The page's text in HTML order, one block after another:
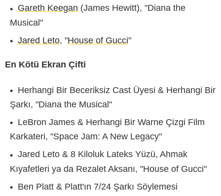
Gareth Keegan (James Hewitt), "Diana the
Musical"
Jared Leto, "House of Gucci"
En Kötü Ekran Çifti
Herhangi Bir Beceriksiz Cast Üyesi & Herhangi Bir
Şarkı, "Diana the Musical"
LeBron James & Herhangi Bir Warne Çizgi Film
Karkateri, "Space Jam: A New Legacy"
Jared Leto & 8 Kiloluk Lateks Yüzü, Ahmak
Kıyafetleri ya da Rezalet Aksanı, "House of Gucci"
Ben Platt & Platt'ın 7/24 Şarkı Söylemesi